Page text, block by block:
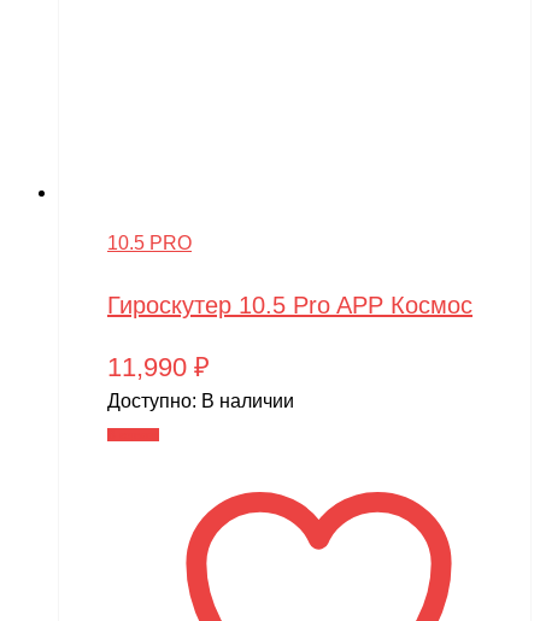
10.5 PRO
Гироскутер 10.5 Pro APP Космос
11,990 ₽
Доступно: В наличии